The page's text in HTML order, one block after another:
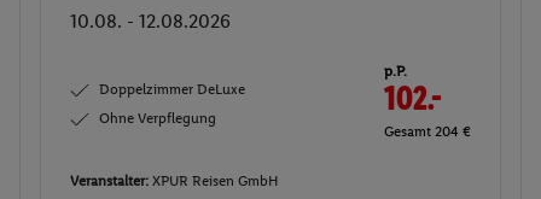
10.08. - 12.08.2026
Doppelzimmer DeLuxe
Ohne Verpflegung
p.P.
102.-
Gesamt 204 €
Veranstalter: XPUR Reisen GmbH